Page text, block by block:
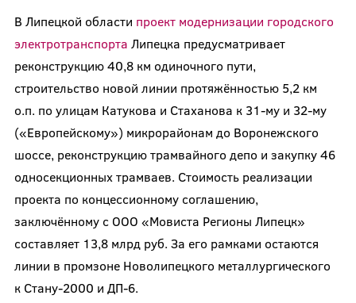
В Липецкой области проект модернизации городского
электротранспорта Липецка предусматривает
реконструкцию 40,8 км одиночного пути,
строительство новой линии протяжённостью 5,2 км
о.п. по улицам Катукова и Стаханова к 31-му и 32-му
(«Европейскому») микрорайонам до Воронежского
шоссе, реконструкцию трамвайного депо и закупку 46
односекционных трамваев. Стоимость реализации
проекта по концессионному соглашению,
заключённому с ООО «Мовиста Регионы Липецк»
составляет 13,8 млрд руб. За его рамками остаются
линии в промзоне Новолипецкого металлургического
к Стану-2000 и ДП-6.